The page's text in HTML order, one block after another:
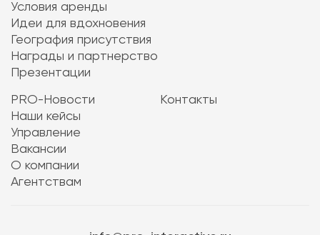
Условия аренды
Идеи для вдохновения
География присутствия
Награды и партнерство
Презентации
PRO-Новости
Наши кейсы
Управление
Вакансии
О компании
Агентствам
Контакты